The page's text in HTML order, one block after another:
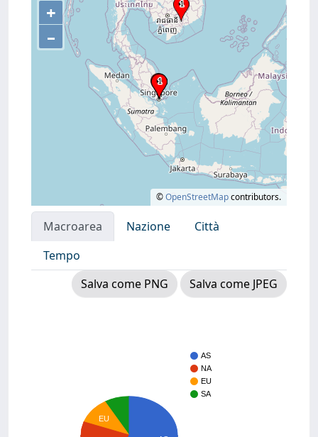
+
–
©OpenStreetMapcontributors.
Macroarea Nazione
Città
Tempo
Salva come PNG
Salva come JPEG
AS
NA
EU
SA
EU